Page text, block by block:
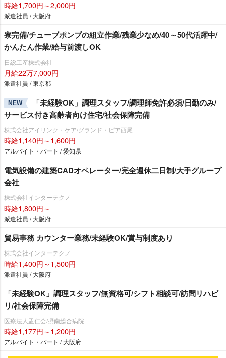
時給1,700円～2,000円
派遣社員 / 大阪府
寮完備/チューブポンプの組立作業/残業少なめ/40～50代活躍中/
かんたん作業/給与前渡しOK
日総工産株式会社
月給22万7,000円
派遣社員 / 東京都
NEW
「未経験OK」調理スタッフ/調理師免許必須/日勤のみ/
サービス付き高齢者向け住宅/社会保障完備
株式会社アイリンク・ケア/グランド・ピア西尾
時給1,140円～1,600円
アルバイト・パート / 愛知県
電気設備の建築CADオペレーター/完全週休二日制/大手グループ
会社
株式会社インターテクノ
時給1,800円～
派遣社員 / 大阪府
貿易事務 カウンター業務/未経験OK/賞与制度あり
株式会社インターテクノ
時給1,400円～1,500円
派遣社員 / 大阪府
「未経験OK」調理スタッフ/無資格可/シフト相談可/訪問リハビ
リ/社会保障完備
医療法人孟仁会/摂南総合病院
時給1,177円～1,200円
アルバイト・パート / 大阪府